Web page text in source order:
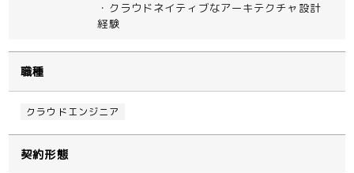
・クラウドネイティブなアーキテクチャ設計
経験
職種
クラウドエンジニア
契約形態